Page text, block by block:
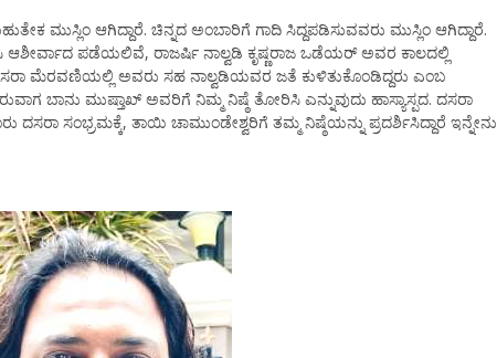
ಮುಸ್ಲಿಂ ಆಗಿದ್ದಾರೆ. ಚಿನ್ನದ ಅಂಬಾರಿಗೆ ಗಾದಿ ಸಿದ್ದಪಡಿಸುವವರು ಮುಸ್ಲಿಂ ಆಗಿದ್ದಾರೆ.
ಆಶೀರ್ವಾದ ಪಡೆಯಲಿವೆ, ರಾಜರ್ಷಿ ನಾಲ್ವಡಿ ಕೃಷ್ಣರಾಜ ಒಡೆಯರ್ ಅವರ ಕಾಲದಲ್ಲಿ
ಮೆರವಣಿಯಲ್ಲಿ ಅವರು ಸಹ ನಾಲ್ವಡಿಯವರ ಜತೆ ಕುಳಿತುಕೊಂಡಿದ್ದರು ಎಂಬ
ಬಾನು ಮುಷ್ತಾಖ್ ಅವರಿಗೆ ನಿಮ್ಮ ನಿಷ್ಠೆ ತೋರಿಸಿ ಎನ್ನುವುದು ಹಾಸ್ಯಾಸ್ಪದ. ದಸರಾ
ಸಂಭ್ರಮಕ್ಕೆ, ತಾಯಿ ಚಾಮುಂಡೇಶ್ವರಿಗೆ ತಮ್ಮ ನಿಷ್ಠೆಯನ್ನು ಪ್ರದರ್ಶಿಸಿದ್ದಾರೆ ಇನ್ನೇನು